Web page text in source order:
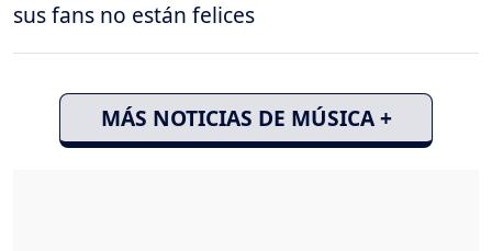
sus fans no están felices
MÁS NOTICIAS DE MÚSICA +